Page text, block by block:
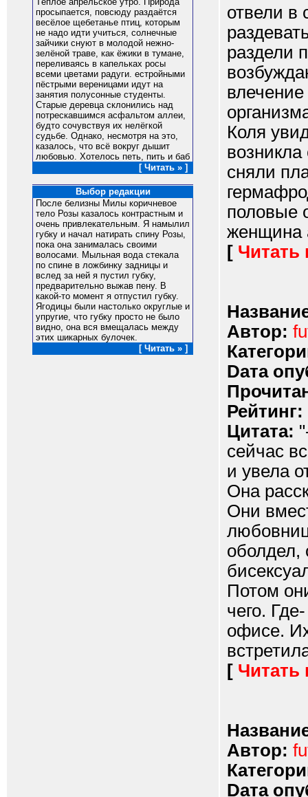
просыпается, повсюду раздаётся
весёлое щебетанье птиц, которым
не надо идти учиться, солнечные
зайчики снуют в молодой нежно-
зелёной траве, как ёжики в тумане,
переливаясь в капельках росы
всеми цветами радуги. естройными
пёстрыми вереницами идут на
занятия полусонные студенты.
Старые деpевца склонились над
потрескавшимся асфальтом аллеи,
будто сочувствуя их нелёгкой
судьбе. Однако, несмотря на это,
казалось, что всё вокруг дышит
любовью. Хотелось петь, пить и баб
[ Читать » ]
Выбор редакции
После белизны Милы коричневое
тело Розы казалось контрастным и
очень привлекательным. Я намылил
губку и начал натирать спину Розы,
пока она занималась своими
волосами. Мыльная вода стекала
по спине в ложбинку задницы и
вслед за ней я пустил губку,
предварительно выжав пену. В
какой-то момент я отпустил губку.
Ягодицы были настолько округлые и
упругие, что губку просто не было
видно, она вся вмещалась между
этих шикарных булочек.
[ Читать » ]
отвели в
раздели
Коля
возникла
сняли
половые
женщина
[ Читать
Автор:
Dата
Рейтинг:
Цитата:
сейчас
и увела
Она
Они
оболдел,
Потом
чего.
офисе.
[ Читать
Автор:
Dата